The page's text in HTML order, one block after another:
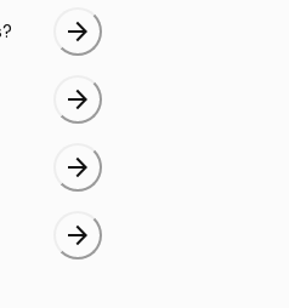
arrow_forward
arrow_forward
arrow_forward
arrow_forward